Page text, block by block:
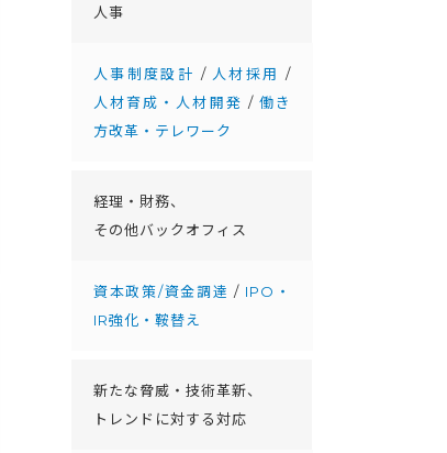
人事
人事制度設計 / 人材採用 /
人材育成・人材開発 / 働き
方改革・テレワーク
経理・財務、
その他バックオフィス
資本政策/資金調達 / IPO・
IR強化・鞍替え
新たな脅威・技術革新、
トレンドに対する対応